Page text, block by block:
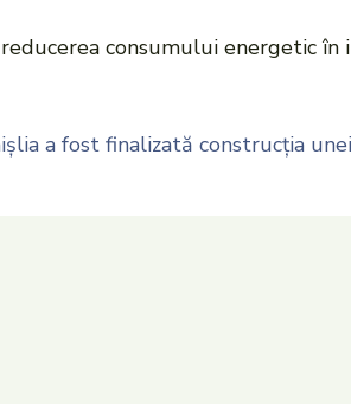
consumului energetic
a fost finalizată construcția